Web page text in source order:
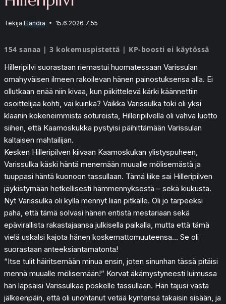
Tekijä Elandra 15.6.2026 7:55
154 sanaa | 3 kokemuspistettä | KP-boosti ei käytössä
Hilleripilvi suorastaan riemastui huomatessaan Varissulan
omahyväisen ilmeen rakoilevan hänen painostuksensa alla. Ei
ollutkaan enää niin kivaa, kun piikittelevä kärki käännettiin
osoittelijaa kohti, vai kuinka? Vaikka Varissulka toki oli yksi
klaanin kokeneimmista sotureista, Hilleripilvellä oli vahva luotto
siihen, että Kaamoskukka pystyisi päihittämään Varissulan
kaltaisen mahtailijan.
Kesken Hilleripilven kiivaan Kaamoskukan ylistyspuheen,
Varissulka käski häntä menemään muualle mölisemästä ja
tuuppasi häntä kuonoon tassullaan. Tämä liike sai Hilleripilven
jäykistymään hetkellisesti hämmennyksestä – sekä kiukusta.
Nyt Varissulka oli kyllä mennyt liian pitkälle. Oli jo tarpeeksi
paha, että tämä solvasi hänen entistä mestariaan sekä
epävirallista rakastajaansa julkisella paikalla, mutta että tämä
vielä uskalsi kajota hänen koskemattomuuteensa… Se oli
suorastaan anteeksiantamatonta!
“Itse tulit häiritsemään minua ensin, joten sinunhan tässä pitäisi
mennä muualle mölisemään!” Korvat äkämystyneesti luimussa
hän läpsäisi Varissulkaa poskelle tassullaan. Hän tajusi vasta
jälkeenpäin, että oli unohtanut vetää kyntensä takaisin sisään, ja